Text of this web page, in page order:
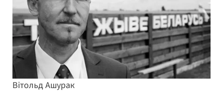
Вітольд Ашурак